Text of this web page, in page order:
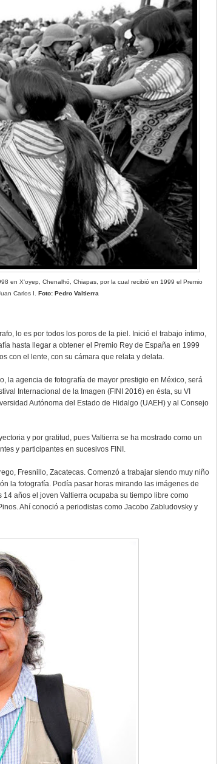
en X'oyep, Chenalhó, Chiapas, por la cual recibió en 1999 el Premio
Carlos I. Foto: Pedro Valtierra
lo es por todos los poros de la piel. Inició el trabajo íntimo,
hasta llegar a obtener el Premio Rey de España en 1999
con el lente, con su cámara que relata y delata.
la agencia de fotografía de mayor prestigio en México, será
Internacional de la Imagen (FINI 2016) en ésta, su VI
Autónoma del Estado de Hidalgo (UAEH) y al Consejo
y por gratitud, pues Valtierra se ha mostrado como un
y participantes en sucesivos FINI.
Fresnillo, Zacatecas. Comenzó a trabajar siendo muy niño
la fotografía. Podía pasar horas mirando las imágenes de
años el joven Valtierra ocupaba su tiempo libre como
Ahí conoció a periodistas como Jacobo Zabludovsky y